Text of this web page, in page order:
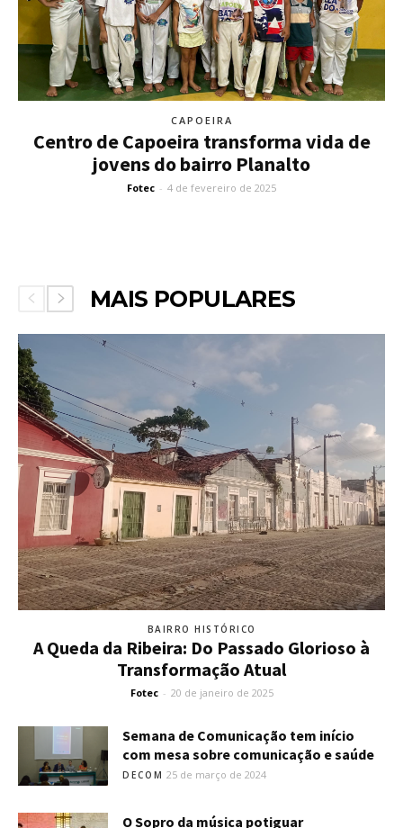
CAPOEIRA
Centro de Capoeira transforma vida de
jovens do bairro Planalto
Fotec - 4 de fevereiro de 2025
MAIS POPULARES
BAIRRO HISTÓRICO
A Queda da Ribeira: Do Passado Glorioso à
Transformação Atual
Fotec - 20 de janeiro de 2025
Semana de Comunicação tem início
com mesa sobre comunicação e saúde
DECOM 25 de março de 2024
O Sopro da música potiguar